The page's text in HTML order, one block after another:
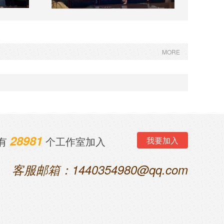
MORE
28981 个工作室加入 我要加入
客服邮箱：1440354980@qq.com